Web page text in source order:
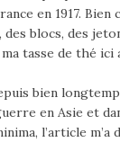
en 1917. Bien
des blocs, des
tasse de thé
bien
en Asie et
l’article